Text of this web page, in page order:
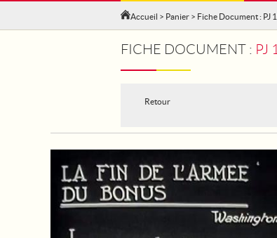
Accueil > Panier > Fiche Document : PJ
FICHE DOCUMENT : PJ
Retour